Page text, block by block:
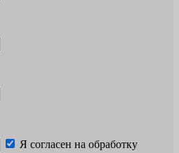
Я согласен на обработку